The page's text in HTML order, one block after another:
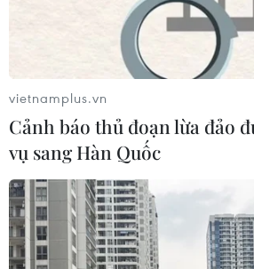
vietnamplus.vn
Cảnh báo thủ đoạn lừa đảo
vụ sang Hàn Quốc